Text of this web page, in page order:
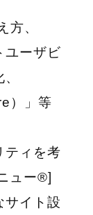
方、
ユーザビ
）」等
ティを考
ュー®]
サイト設